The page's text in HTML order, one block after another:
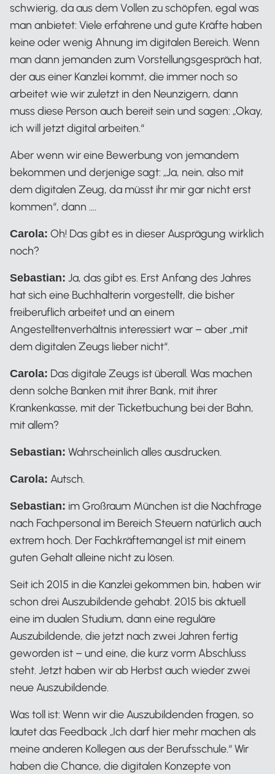
schwierig, da aus dem Vollen zu schöpfen, egal was
man anbietet: Viele erfahrene und gute Kräfte haben
keine oder wenig Ahnung im digitalen Bereich. Wenn
man dann jemanden zum Vorstellungsgespräch hat,
der aus einer Kanzlei kommt, die immer noch so
arbeitet wie wir zuletzt in den Neunzigern, dann
muss diese Person auch bereit sein und sagen: „Okay,
ich will jetzt digital arbeiten.“
Aber wenn wir eine Bewerbung von jemandem
bekommen und derjenige sagt: „Ja, nein, also mit
dem digitalen Zeug, da müsst ihr mir gar nicht erst
kommen“, dann ….
Carola: Oh! Das gibt es in dieser Ausprägung wirklich
noch?
Sebastian: Ja, das gibt es. Erst Anfang des Jahres
hat sich eine Buchhalterin vorgestellt, die bisher
freiberuflich arbeitet und an einem
Angestelltenverhältnis interessiert war – aber „mit
dem digitalen Zeugs lieber nicht“.
Carola: Das digitale Zeugs ist überall. Was machen
denn solche Banken mit ihrer Bank, mit ihrer
Krankenkasse, mit der Ticketbuchung bei der Bahn,
mit allem?
Sebastian: Wahrscheinlich alles ausdrucken.
Carola: Autsch.
Sebastian: im Großraum München ist die Nachfrage
nach Fachpersonal im Bereich Steuern natürlich auch
extrem hoch. Der Fachkräftemangel ist mit einem
guten Gehalt alleine nicht zu lösen.
Seit ich 2015 in die Kanzlei gekommen bin, haben wir
schon drei Auszubildende gehabt. 2015 bis aktuell
eine im dualen Studium, dann eine reguläre
Auszubildende, die jetzt nach zwei Jahren fertig
geworden ist – und eine, die kurz vorm Abschluss
steht. Jetzt haben wir ab Herbst auch wieder zwei
neue Auszubildende.
Was toll ist: Wenn wir die Auszubildenden fragen, so
lautet das Feedback „Ich darf hier mehr machen als
meine anderen Kollegen aus der Berufsschule.“ Wir
haben die Chance, die digitalen Konzepte von